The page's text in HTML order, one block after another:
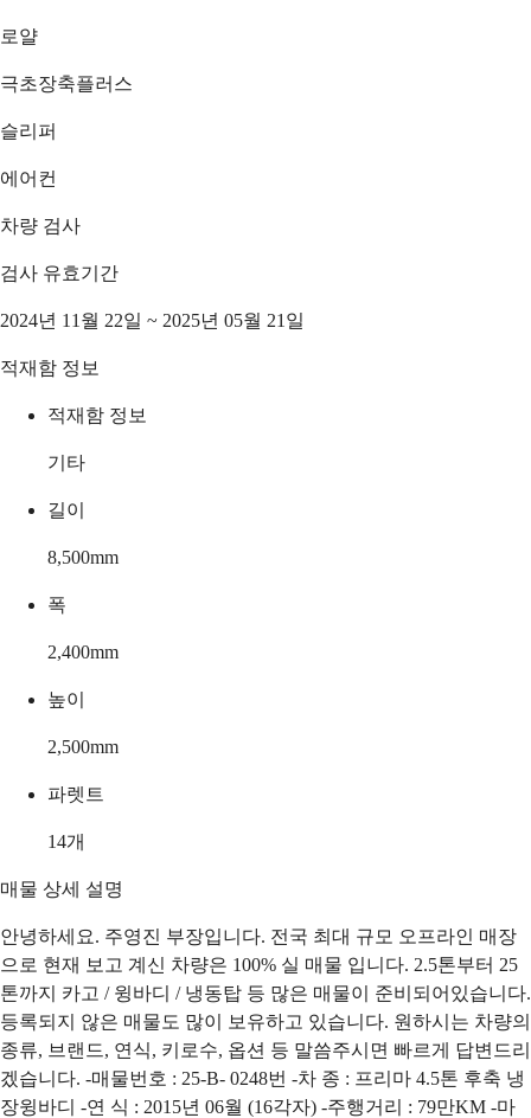
로얄
극초장축플러스
슬리퍼
에어컨
차량 검사
검사 유효기간
2024년 11월 22일 ~ 2025년 05월 21일
적재함 정보
적재함 정보
기타
길이
8,500mm
폭
2,400mm
높이
2,500mm
파렛트
14개
매물 상세 설명
안녕하세요. 주영진 부장입니다. 전국 최대 규모 오프라인 매장
으로 현재 보고 계신 차량은 100% 실 매물 입니다. 2.5톤부터 25
톤까지 카고 / 윙바디 / 냉동탑 등 많은 매물이 준비되어있습니다.
등록되지 않은 매물도 많이 보유하고 있습니다. 원하시는 차량의
종류, 브랜드, 연식, 키로수, 옵션 등 말씀주시면 빠르게 답변드리
겠습니다. -매물번호 : 25-B- 0248번 -차 종 : 프리마 4.5톤 후축 냉
장윙바디 -연 식 : 2015년 06월 (16각자) -주행거리 : 79만KM -마